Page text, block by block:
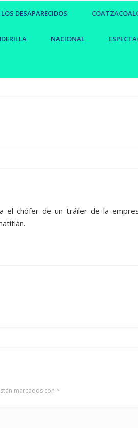
DESAPARECIDOS
NACIONAL
el chófer de un tráiler de la
marcados con *